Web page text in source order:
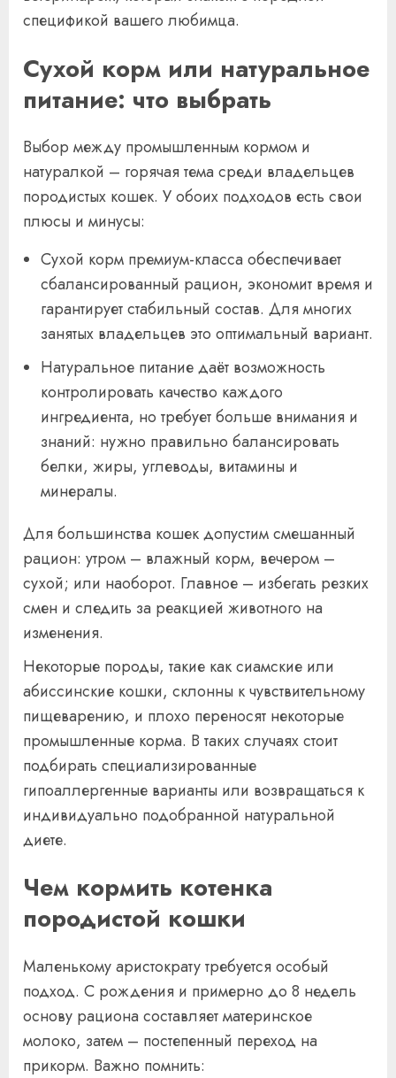
спецификой вашего любимца.
Сухой корм или натуральное
питание: что выбрать
Выбор между промышленным кормом и
натуралкой – горячая тема среди владельцев
породистых кошек. У обоих подходов есть свои
плюсы и минусы:
Сухой корм премиум-класса обеспечивает
сбалансированный рацион, экономит время и
гарантирует стабильный состав. Для многих
занятых владельцев это оптимальный вариант.
Натуральное питание даёт возможность
контролировать качество каждого
ингредиента, но требует больше внимания и
знаний: нужно правильно балансировать
белки, жиры, углеводы, витамины и
минералы.
Для большинства кошек допустим смешанный
рацион: утром – влажный корм, вечером –
сухой; или наоборот. Главное – избегать резких
смен и следить за реакцией животного на
изменения.
Некоторые породы, такие как сиамские или
абиссинские кошки, склонны к чувствительному
пищеварению, и плохо переносят некоторые
промышленные корма. В таких случаях стоит
подбирать специализированные
гипоаллергенные варианты или возвращаться к
индивидуально подобранной натуральной
диете.
Чем кормить котенка
породистой кошки
Маленькому аристократу требуется особый
подход. С рождения и примерно до 8 недель
основу рациона составляет материнское
молоко, затем – постепенный переход на
прикорм. Важно помнить: